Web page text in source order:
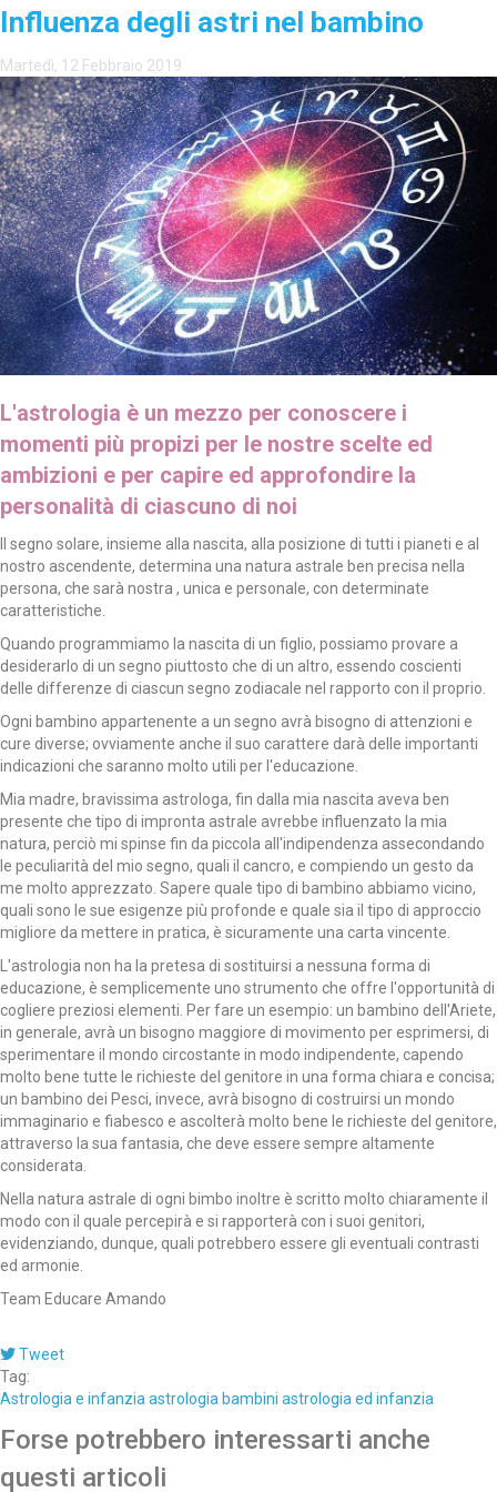
Influenza degli astri nel bambino
Martedì, 12 Febbraio 2019
L'astrologia è un mezzo per conoscere i
momenti più propizi per le nostre scelte ed
ambizioni e per capire ed approfondire la
personalità di ciascuno di noi
Il segno solare, insieme alla nascita, alla posizione di tutti i pianeti e al
nostro ascendente, determina una natura astrale ben precisa nella
persona, che sarà nostra , unica e personale, con determinate
caratteristiche.
Quando programmiamo la nascita di un figlio, possiamo provare a
desiderarlo di un segno piuttosto che di un altro, essendo coscienti
delle differenze di ciascun segno zodiacale nel rapporto con il proprio.
Ogni bambino appartenente a un segno avrà bisogno di attenzioni e
cure diverse; ovviamente anche il suo carattere darà delle importanti
indicazioni che saranno molto utili per l'educazione.
Mia madre, bravissima astrologa, fin dalla mia nascita aveva ben
presente che tipo di impronta astrale avrebbe influenzato la mia
natura, perciò mi spinse fin da piccola all'indipendenza assecondando
le peculiarità del mio segno, quali il cancro, e compiendo un gesto da
me molto apprezzato. Sapere quale tipo di bambino abbiamo vicino,
quali sono le sue esigenze più profonde e quale sia il tipo di approccio
migliore da mettere in pratica, è sicuramente una carta vincente.
L'astrologia non ha la pretesa di sostituirsi a nessuna forma di
educazione, è semplicemente uno strumento che offre l'opportunità di
cogliere preziosi elementi. Per fare un esempio: un bambino dell'Ariete,
in generale, avrà un bisogno maggiore di movimento per esprimersi, di
sperimentare il mondo circostante in modo indipendente, capendo
molto bene tutte le richieste del genitore in una forma chiara e concisa;
un bambino dei Pesci, invece, avrà bisogno di costruirsi un mondo
immaginario e fiabesco e ascolterà molto bene le richieste del genitore,
attraverso la sua fantasia, che deve essere sempre altamente
considerata.
Nella natura astrale di ogni bimbo inoltre è scritto molto chiaramente il
modo con il quale percepirà e si rapporterà con i suoi genitori,
evidenziando, dunque, quali potrebbero essere gli eventuali contrasti
ed armonie.
Team Educare Amando
Tweet
Tag:
Astrologia e infanzia astrologia bambini astrologia ed infanzia
Forse potrebbero interessarti anche
questi articoli